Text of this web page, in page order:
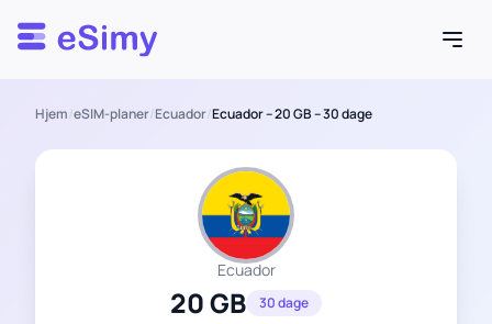
Esimy
Hjem/eSIM-planer/Ecuador/Ecuador – 20 GB – 30 dage
Ecuador
20 GB 30 dage